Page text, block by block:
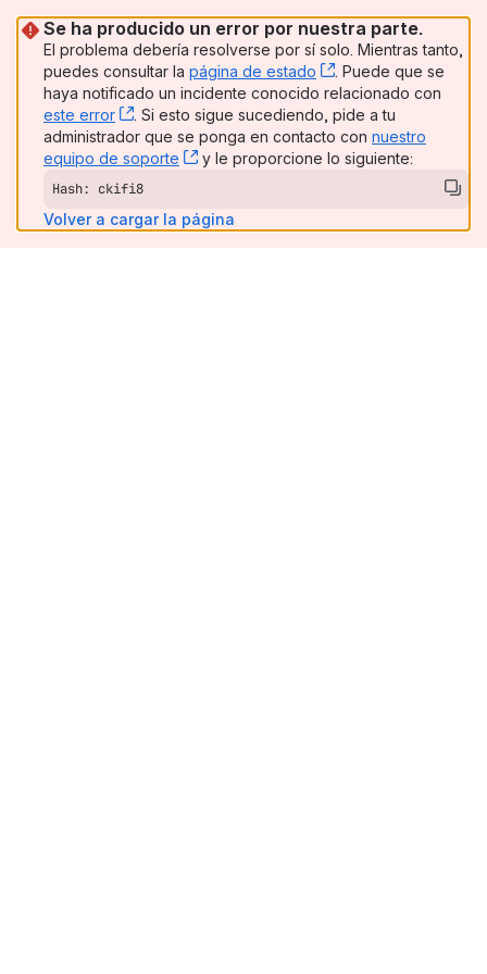
Se ha producido un error por nuestra parte.
El problema debería resolverse por sí solo. Mientras tanto,
puedes consultar la página de estado , (opens new
. Puede que se
haya notificado un incidente conocido relacionado con
este error
, (opens new window)
. Si esto sigue sucediendo, pide a tu
administrador que se ponga en contacto con nuestro
equipo de soporte
, (opens new window)
y le proporcione lo siguiente:
Hash: ckifi8
Volver a cargar la página